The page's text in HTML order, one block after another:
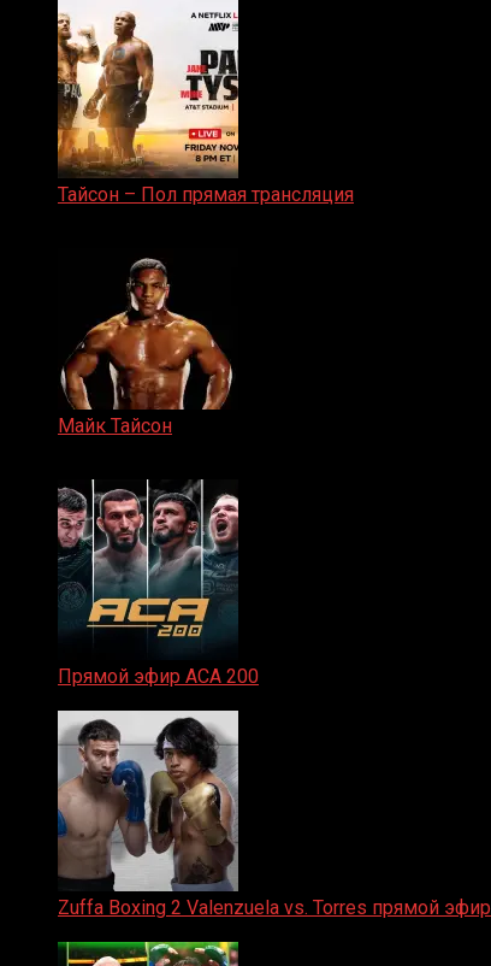
Тайсон – Пол прямая трансляция
Майк Тайсон
Прямой эфир ACA 200
Zuffa Boxing 2 Valenzuela vs. Torres прямой эфир